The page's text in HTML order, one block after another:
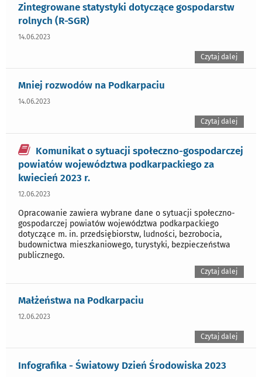
Zintegrowane statystyki dotyczące gospodarstw
rolnych (R-SGR)
14.06.2023
Czytaj dalej
Mniej rozwodów na Podkarpaciu
14.06.2023
Czytaj dalej
Komunikat o sytuacji społeczno-gospodarczej
powiatów województwa podkarpackiego za
kwiecień 2023 r.
12.06.2023
Opracowanie zawiera wybrane dane o sytuacji społeczno-
gospodarczej powiatów województwa podkarpackiego
dotyczące m. in. przedsiębiorstw, ludności, bezrobocia,
budownictwa mieszkaniowego, turystyki, bezpieczeństwa
publicznego.
Czytaj dalej
Małżeństwa na Podkarpaciu
12.06.2023
Czytaj dalej
Infografika - Światowy Dzień Środowiska 2023